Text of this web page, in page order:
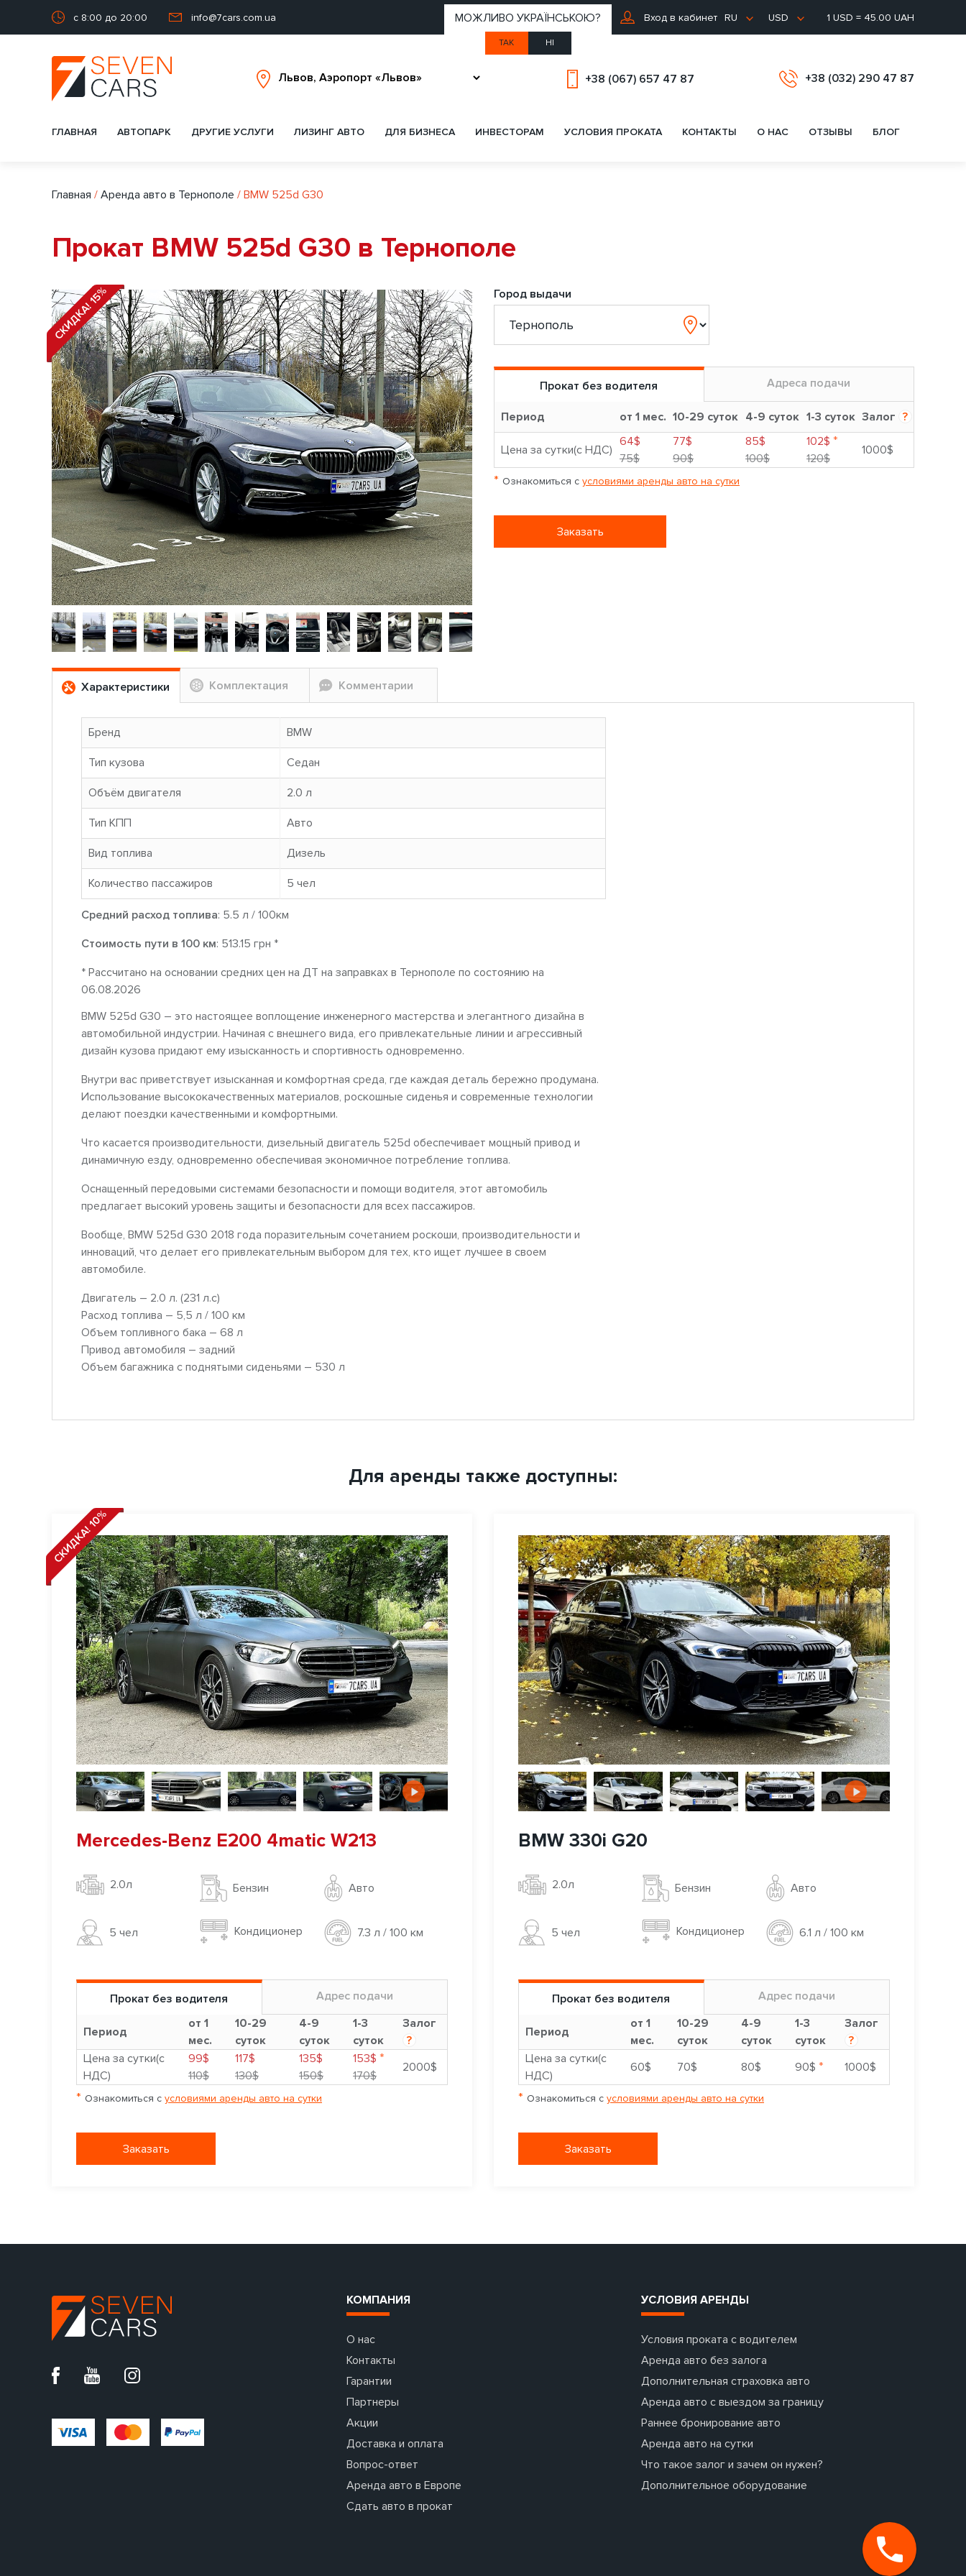
с 8:00 до 20:00 info@7cars.com.ua Вход в кабинет RU
МОЖЛИВО УКРАЇНСЬКОЮ?
ТАК НІ
USD 1 USD = 45.00 UAH
+38 (067) 657 47 87 +38 (032) 290 47 87
ГЛАВНАЯ АВТОПАРК ДРУГИЕ УСЛУГИ ЛИЗИНГ АВТО ДЛЯ БИЗНЕСА ИНВЕСТОРАМ УСЛОВИЯ ПРОКАТА КОНТАКТЫ О НАС ОТЗЫВЫ БЛОГ
Главная / Аренда авто в Тернополе / BMW 525d G30
Прокат BMW 525d G30 в Тернополе
СКИДКА! 15% Город выдачи
Прокат без водителя Адреса подачи
Период от 1 мес. 10-29 суток 4-9 суток 1-3 суток Залог ?
Цена за сутки(с НДС)
64$
75$
77$
90$
85$
100$
102$ *
120$
1000$
* Ознакомиться с условиями аренды авто на сутки
Заказать
Характеристики Комплектация Комментарии
Бренд BMW
Тип кузова Седан
Объём двигателя 2.0 л
Тип КПП Авто
Вид топлива Дизель
Количество пассажиров 5 чел
Средний расход топлива: 5.5 л / 100км
Стоимость пути в 100 км: 513.15 грн *
* Рассчитано на основании средних цен на ДТ на заправках в Тернополе по состоянию на
06.08.2026
BMW 525d G30 – это настоящее воплощение инженерного мастерства и элегантного дизайна в
автомобильной индустрии. Начиная с внешнего вида, его привлекательные линии и агрессивный
дизайн кузова придают ему изысканность и спортивность одновременно.
Внутри вас приветствует изысканная и комфортная среда, где каждая деталь бережно продумана.
Использование высококачественных материалов, роскошные сиденья и современные технологии
делают поездки качественными и комфортными.
Что касается производительности, дизельный двигатель 525d обеспечивает мощный привод и
динамичную езду, одновременно обеспечивая экономичное потребление топлива.
Оснащенный передовыми системами безопасности и помощи водителя, этот автомобиль
предлагает высокий уровень защиты и безопасности для всех пассажиров.
Вообще, BMW 525d G30 2018 года поразительным сочетанием роскоши, производительности и
инноваций, что делает его привлекательным выбором для тех, кто ищет лучшее в своем
автомобиле.
Двигатель – 2.0 л. (231 л.с)
Расход топлива – 5,5 л / 100 км
Объем топливного бака – 68 л
Привод автомобиля – задний
Объем багажника с поднятыми сиденьями – 530 л
Для аренды также доступны:
СКИДКА! 10%
Mercedes-Benz E200 4matic W213
2.0л Бензин Авто
5 чел Кондиционер 7.3 л / 100 км
Прокат без водителя Адрес подачи
Период
от 1
мес.
10-29
суток
4-9
суток
1-3
суток
Залог
?
Цена за сутки(с
НДС)
99$
110$
117$
130$
135$
150$
153$ *
170$
2000$
* Ознакомиться с условиями аренды авто на сутки
Заказать
BMW 330i G20
2.0л Бензин Авто
5 чел Кондиционер 6.1 л / 100 км
Прокат без водителя Адрес подачи
Период
от 1
мес.
10-29
суток
4-9
суток
1-3
суток
Залог
?
Цена за сутки(с
НДС)
60$ 70$ 80$ 90$ * 1000$
* Ознакомиться с условиями аренды авто на сутки
Заказать
КОМПАНИЯ
О нас
Контакты
Гарантии
Партнеры
Акции
Доставка и оплата
Вопрос-ответ
Аренда авто в Европе
Сдать авто в прокат
УСЛОВИЯ АРЕНДЫ
Условия проката с водителем
Аренда авто без залога
Дополнительная страховка авто
Аренда авто с выездом за границу
Раннее бронирование авто
Аренда авто на сутки
Что такое залог и зачем он нужен?
Дополнительное оборудование